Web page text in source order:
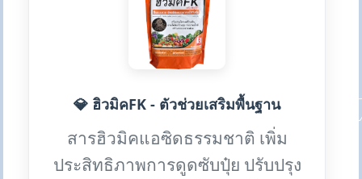
💎 ฮิวมิคFK - ตัวช่วยเสริมพื้นฐาน
สารฮิวมิคแอซิดธรรมชาติ เพิ่ม
ประสิทธิภาพการดูดซับปุ๋ย ปรับปรุง